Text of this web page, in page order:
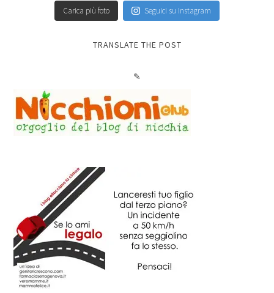
Carica più foto Seguici su Instagram
TRANSLATE THE POST
✎